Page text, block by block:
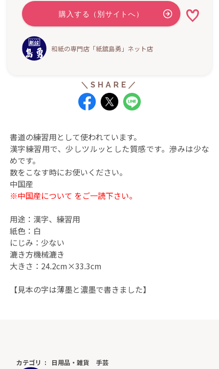
和紙の専門店「紙舘島勇」ネット店
書道の練習用として使われています。
漢字練習用で、少しツルッとした質感です。滲みは少な
めです。
数をこなす時にお使いください。
中国産
※中国産について をご一読下さい。
用途：漢字、練習用
紙色：白
にじみ：少ない
漉き方機械漉き
大きさ：24.2cm×33.3cm
【見本の字は薄墨と濃墨で書きました】
カテゴリ 日用品・雑貨 手芸